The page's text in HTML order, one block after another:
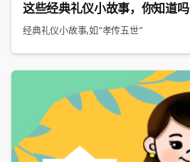
这些经典礼仪小故事，你知道吗
经典礼仪小故事,如“孝传五世”